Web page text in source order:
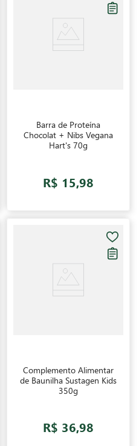
Barra de Proteína
Chocolat + Nibs Vegana
Hart's 70g
R$ 15,98
Complemento Alimentar
de Baunilha Sustagen Kids
350g
R$ 36,98